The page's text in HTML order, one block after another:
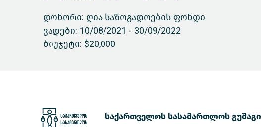
დონორი: ღია საზოგადოების ფონდი
ვადები: 10/08/2021 - 30/09/2022
ბიუჯეტი: $20,000
საქართველოს სასამართლოს გუშაგი